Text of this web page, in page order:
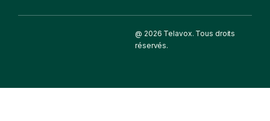
@ 2026 Telavox. Tous droits
réservés.